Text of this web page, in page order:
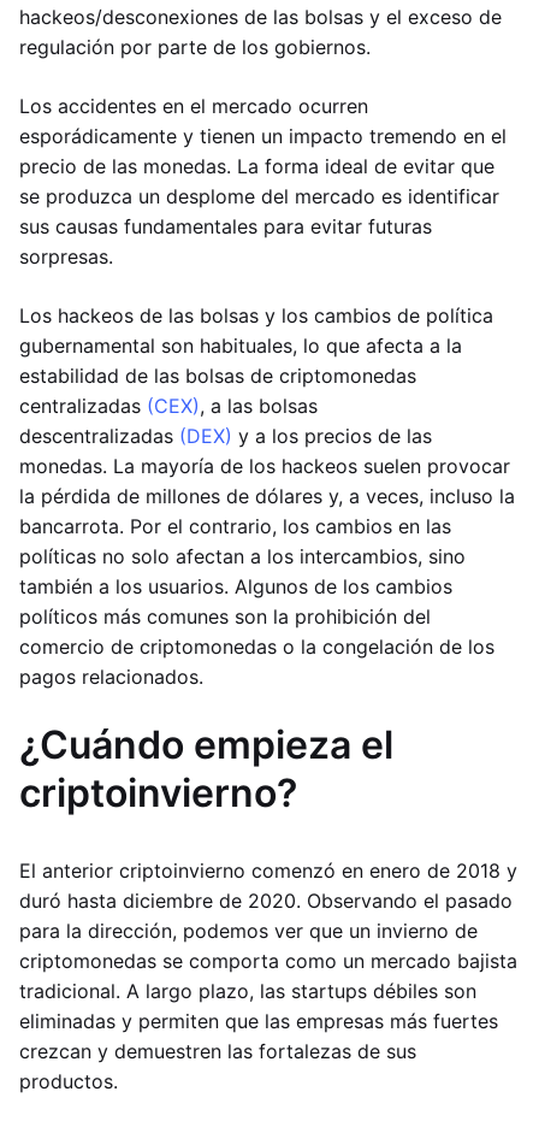
hackeos/desconexiones de las bolsas y el exceso de
regulación por parte de los gobiernos.
Los accidentes en el mercado ocurren
esporádicamente y tienen un impacto tremendo en el
precio de las monedas. La forma ideal de evitar que
se produzca un desplome del mercado es identificar
sus causas fundamentales para evitar futuras
sorpresas.
Los hackeos de las bolsas y los cambios de política
gubernamental son habituales, lo que afecta a la
estabilidad de las bolsas de criptomonedas
centralizadas (CEX), a las bolsas
descentralizadas (DEX) y a los precios de las
monedas. La mayoría de los hackeos suelen provocar
la pérdida de millones de dólares y, a veces, incluso la
bancarrota. Por el contrario, los cambios en las
políticas no solo afectan a los intercambios, sino
también a los usuarios. Algunos de los cambios
políticos más comunes son la prohibición del
comercio de criptomonedas o la congelación de los
pagos relacionados.
¿Cuándo empieza el
criptoinvierno?
El anterior criptoinvierno comenzó en enero de 2018 y
duró hasta diciembre de 2020. Observando el pasado
para la dirección, podemos ver que un invierno de
criptomonedas se comporta como un mercado bajista
tradicional. A largo plazo, las startups débiles son
eliminadas y permiten que las empresas más fuertes
crezcan y demuestren las fortalezas de sus
productos.